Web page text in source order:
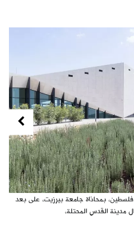
بمحاذاة جامعة بيرزيت، على بعد